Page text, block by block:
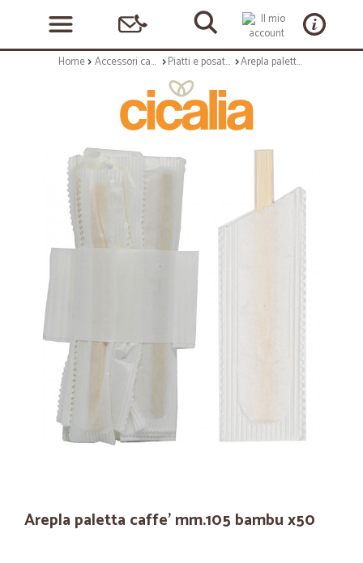
Home Accessori casa e cucina Piatti e posate monouso Arepla paletta caffe' mm.105 bambu x50
Arepla paletta caffe' mm.105 bambu x50